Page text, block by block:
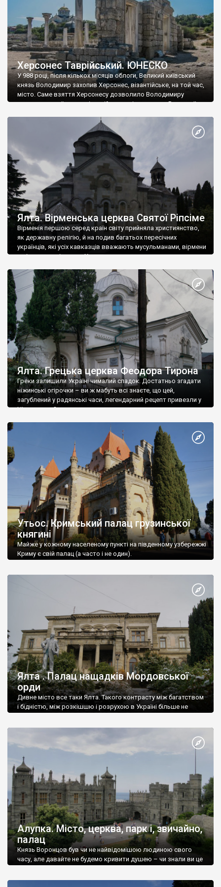
Херсонес Таврійський. ЮНЕСКО
У 988 році, після кількох місяців облоги, Великий київський
князь Володимир захопив Херсонес, візантійське, на той час,
місто. Саме взяття Херсонесу дозволило Володимиру
диктувати свої умови візантійському імператору Василю ІІ, та
Херсонесі Володимир-язичник, став Василем-християнином.
А потім було Хрещення Русі. На честь Херсонесу Таврійського
Ялта. Вірменська церква Святої Ріпсіме
Вірменія першою серед країн світу прийняла християнство,
як державну релігію, й на подив багатьох пересічних
українців, які усіх кавказців вважають мусульманами, вірмени
є відданими вірянами Христа
Ялта. Грецька церква Феодора Тирона
Греки залишили Україні чималий спадок. Достатньо згадати
ніжинські огірочки – ви ж мабуть всі знаєте, що цей,
загублений у радянські часи, легендарний рецепт привезли у
Ніжин греки?
Утьос. Кримський палац грузинської
княгині
Майже у кожному населеному пункті на південному узбережжі
Криму є свій палац (а часто і не один).
Ялта . Палац нащадків Мордовської
орди
Дивне місто все таки Ялта. Такого контрасту між багатством
і бідністю, між розкішшю і розрухою в Україні більше не
Алупка. Місто, церква, парк і, звичайно,
палац
Князь Воронцов був чи не найвідомішою людиною свого
часу, але давайте не будемо кривити душею – чи знали ви це